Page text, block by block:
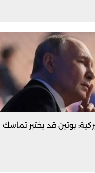
بوتين قد يختبر تماسك